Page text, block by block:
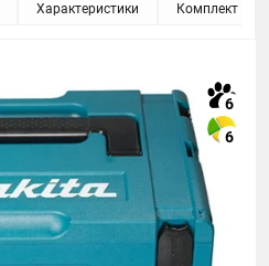
Характеристики Комплект
6
6